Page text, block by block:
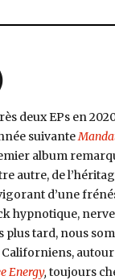
deux EPs en
suivante
album
autre, de
d’une
hypnotique,
plus tard, nous
Californiens, autour
Energy, toujours